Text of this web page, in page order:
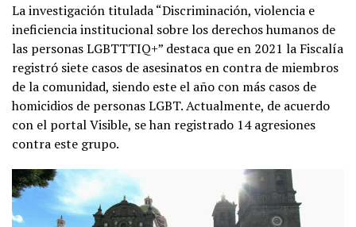
La investigación titulada “Discriminación, violencia e
ineficiencia institucional sobre los derechos humanos de
las personas LGBTTTIQ+” destaca que en 2021 la Fiscalía
registró siete casos de asesinatos en contra de miembros
de la comunidad, siendo este el año con más casos de
homicidios de personas LGBT. Actualmente, de acuerdo
con el portal Visible, se han registrado 14 agresiones
contra este grupo.